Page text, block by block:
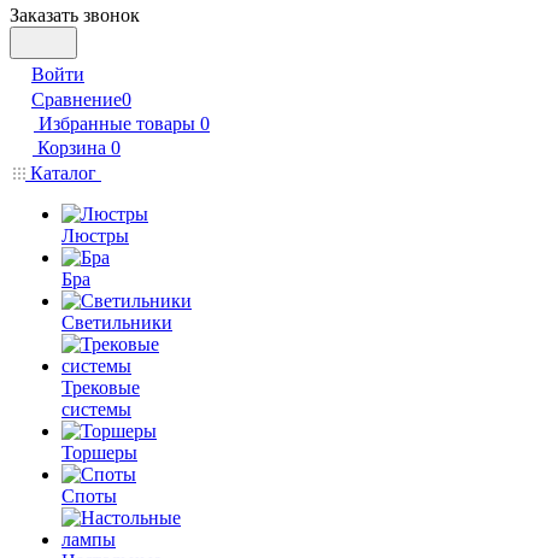
Заказать звонок
Войти
Сравнение0
Избранные товары 0
Корзина 0
Каталог
Люстры
Бра
Светильники
Трековые
системы
Торшеры
Споты